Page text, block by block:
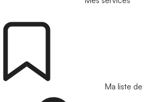
Ma liste de